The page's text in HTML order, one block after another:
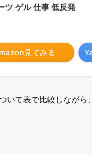
ツ ゲル 仕事 低反発
見てみる
いて表で比較しながら